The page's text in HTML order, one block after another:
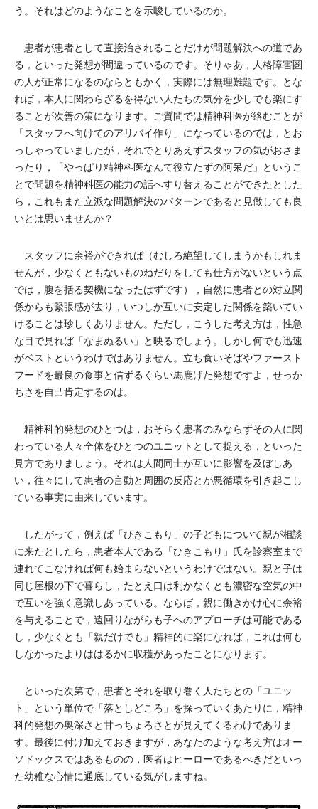
う。それはどのようなことを示唆しているのか。
患者が患者として直接治されることだけが問題解決への道であ
る，といった発想が間違っているのです。そりゃあ，人格障害圏
の人が正常になるのならともかく，実際には無理難題です。とな
れば，本人に関わらざるを得ない人たちの気分を少しでも楽にす
ることが次善の策になります。ご質問では精神科医が絡むことが
「スタッフへ向けてのアリバイ作り」になっているのでは，とお
っしゃっていましたが，それでとりあえずスタッフの気がおさま
ったり，「やっぱり精神科医なんて役立たずの阿呆だ」というこ
とで問題を精神科医の能力の話へすり替えることができたとした
ら，これもまた立派な問題解決のパターンであると見做しても良
いとは思いませんか？
スタッフに余裕ができれば（むしろ絶望してしまうかもしれま
せんが，少なくともないものねだりをしても仕方がないという点
では，腹を括る契機になったはずです），自然に患者との対立関
係からも緊張感が去り，いつしか互いに安定した関係を築いてい
けることは珍しくありません。ただし，こうした考え方は，性急
な目で見れば「なまぬるい」と映るでしょう。しかし何でも迅速
がベストというわけではありません。立ち食いそばやファースト
フードを最良の食事と信ずるくらい馬鹿げた発想ですよ，せっか
ちさを自己肯定するのは。
精神科的発想のひとつは，おそらく患者のみならずその人に関
わっている人々全体をひとつのユニットとして捉える，といった
見方でありましょう。それは人間同士が互いに影響を及ぼしあ
い，往々にして患者の言動と周囲の反応とが悪循環を引き起こし
ている事実に由来しています。
したがって，例えば「ひきこもり」の子どもについて親が相談
に来たとしたら，患者本人である「ひきこもり」氏を診察室まで
連れてこなければ何も始まらないというわけではない。親と子は
同じ屋根の下で暮らし，たとえ口は利かなくとも濃密な空気の中
で互いを強く意識しあっている。ならば，親に働きかけ心に余裕
を与えることで，遠回りながらも子へのアプローチは可能である
し，少なくとも「親だけでも」精神的に楽になれば，これは何も
しなかったよりははるかに収穫があったことになります。
といった次第で，患者とそれを取り巻く人たちとの「ユニッ
ト」という単位で「落としどころ」を探っていくあたりに，精神
科的発想の奥深さと甘っちょろさとが見えてくるわけでありま
す。最後に付け加えておきますが，あなたのような考え方はオー
ソドックスではあるものの，医者はヒーローであるべきだといっ
た幼稚な心情に通底している気がしますね。